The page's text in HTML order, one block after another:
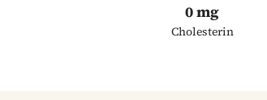
0 mg
Cholesterin